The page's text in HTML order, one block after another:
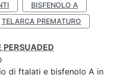
BISFENOLO A
TELARCA PREMATURO
di ftalati e bisfenolo A in